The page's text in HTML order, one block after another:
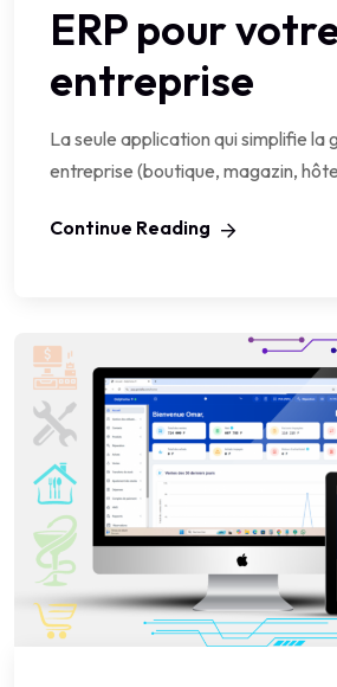
ERP pour
entreprise
La seule application qui simplifie la
entreprise (boutique, magazin,
Continue Reading